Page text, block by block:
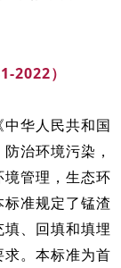
2022）
华人民共和国
治环境污染，
管理，生态环
准规定了锰渣
、回填和填埋
。本标准为首